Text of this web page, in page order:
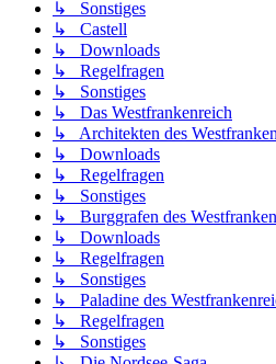
↳ Sonstiges
↳ Castell
↳ Downloads
↳ Regelfragen
↳ Sonstiges
↳ Das Westfrankenreich
↳ Architekten des
↳ Downloads
↳ Regelfragen
↳ Sonstiges
↳ Burggrafen des
↳ Downloads
↳ Regelfragen
↳ Sonstiges
↳ Paladine des
↳ Regelfragen
↳ Sonstiges